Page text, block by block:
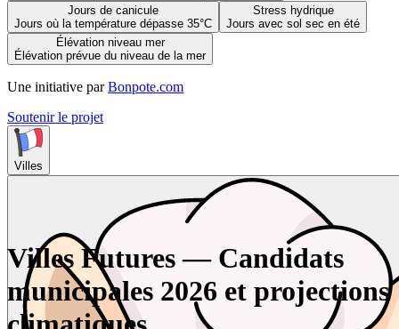
Jours de canicule
Jours où la température dépasse 35°C
Stress hydrique
Jours avec sol sec en été
Élévation niveau mer
Élévation prévue du niveau de la mer
Une initiative par Bonpote.com
Soutenir le projet
Villes
Villes Futures — Candidats
municipales 2026 et projections